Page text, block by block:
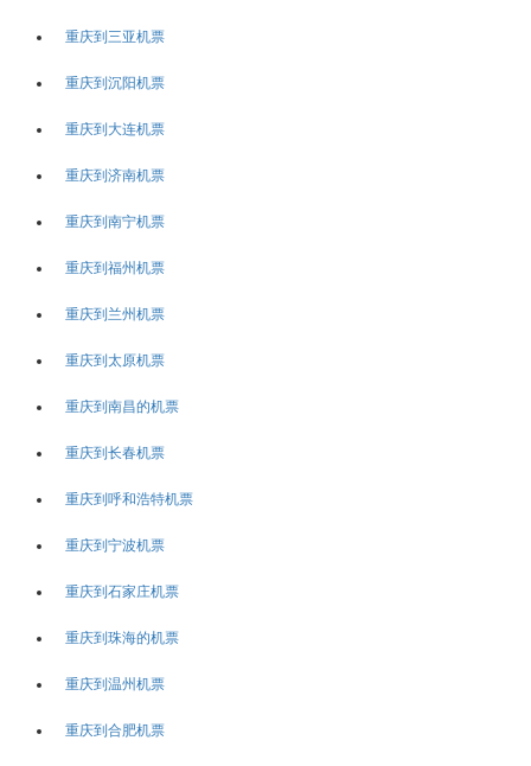
重庆到三亚机票
重庆到沉阳机票
重庆到大连机票
重庆到济南机票
重庆到南宁机票
重庆到福州机票
重庆到兰州机票
重庆到太原机票
重庆到南昌的机票
重庆到长春机票
重庆到呼和浩特机票
重庆到宁波机票
重庆到石家庄机票
重庆到珠海的机票
重庆到温州机票
重庆到合肥机票